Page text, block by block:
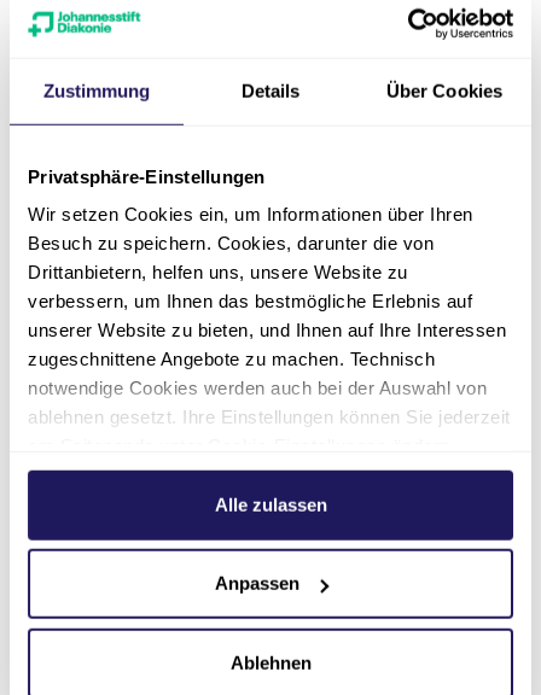
Zustimmung Details Über Cookies
Privatsphäre-Einstellungen
Wir setzen Cookies ein, um Informationen über Ihren
Besuch zu speichern. Cookies, darunter die von
Drittanbietern, helfen uns, unsere Website zu
verbessern, um Ihnen das bestmögliche Erlebnis auf
unserer Website zu bieten, und Ihnen auf Ihre Interessen
zugeschnittene Angebote zu machen. Technisch
notwendige Cookies werden auch bei der Auswahl von
ablehnen gesetzt. Ihre Einstellungen können Sie jederzeit
Weitere Informationen hierzu finden Sie in unserer
.Alle zulassen
Anpassen
Ablehnen
Datenschutz
zur Kenntnis genommen und bin damit
einverstanden, dass die von mir
erhoben und gespeichert werden. Meine
Daten werden dabei zweckgebunden
zur Bearbeitung und Beantwortung
meiner Anfrage benutzt. Mit dem
Absenden des Kontaktformulars erkläre
ich mich mit der Verarbeitung
einverstanden. Hinweis: Die
Einwilligung kann jederzeit für die
Zukunft per E-Mail an
werden.
Einträge
löschen